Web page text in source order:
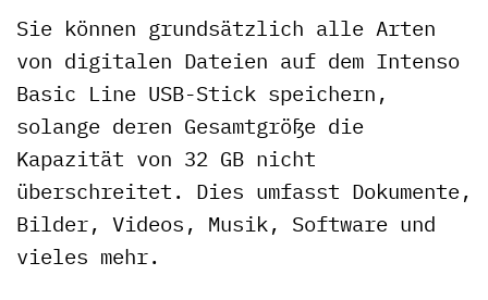
Sie können grundsätzlich alle Arten
von digitalen Dateien auf dem Intenso
Basic Line USB-Stick speichern,
solange deren Gesamtgröße die
Kapazität von 32 GB nicht
überschreitet. Dies umfasst Dokumente,
Bilder, Videos, Musik, Software und
vieles mehr.